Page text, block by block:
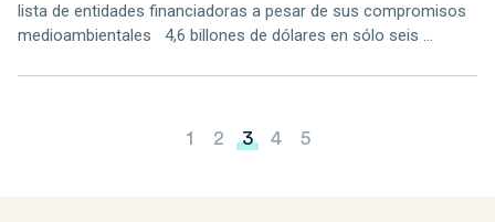
lista de entidades financiadoras a pesar de sus compromisos
medioambientales 4,6 billones de dólares en sólo seis ...
Paginación de entradas
1 2 3 4 5